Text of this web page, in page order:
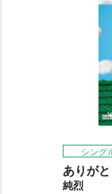
シング
ありが
純烈